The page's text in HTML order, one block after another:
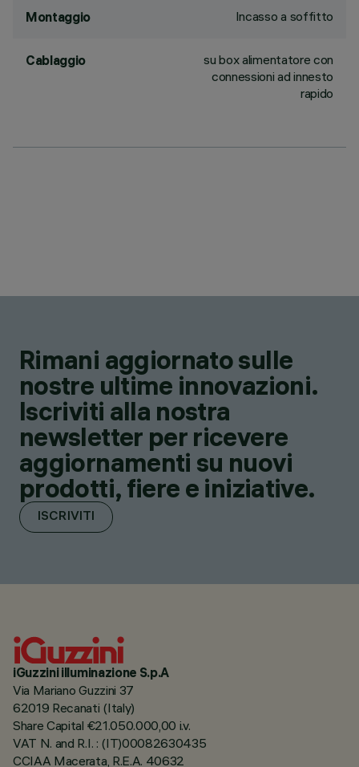
Montaggio Incasso a soffitto
Cablaggio
su box alimentatore con
connessioni ad innesto
rapido
Rimani aggiornato sulle
nostre ultime innovazioni.
Iscriviti alla nostra
newsletter per ricevere
aggiornamenti su nuovi
prodotti, fiere e iniziative.
ISCRIVITI
iGuzzini illuminazione S.p.A
Via Mariano Guzzini 37
62019 Recanati (Italy)
Share Capital €21.050.000,00 i.v.
VAT N. and R.I. : (IT)00082630435
CCIAA Macerata, R.E.A. 40632